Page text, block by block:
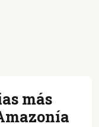
más